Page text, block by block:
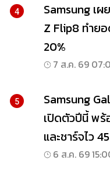
4
Samsung เ
Z Flip8 ทำย
20%
7 ส.ค. 69
5
Samsung
เปิดตัวปีนี้ พร้
และชาร์จไว
6 ส.ค. 69